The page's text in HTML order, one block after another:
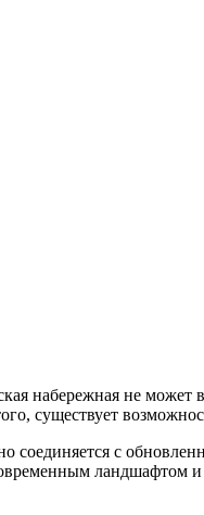
набережная не может
существует
соединяется с
ландшафтом и